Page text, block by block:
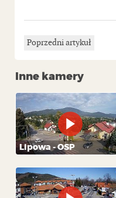
Poprzedni artykuł
Inne kamery
Lipowa - OSP